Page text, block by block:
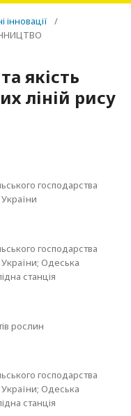
інновації
/
якість
ліній рису
господарства
господарства
Одеська
станція
рослин
господарства
Одеська
станція